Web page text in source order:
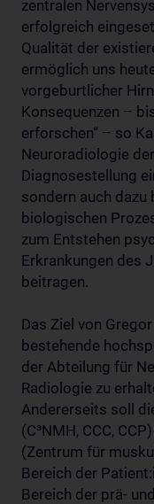
zentralen
erfolgreich
Qualität der
ermöglich uns
vorgeburtlicher
Konsequenzen –
erforschen“ – so
Neuroradiologie
Diagnosestellung
sondern auch
biologischen
zum Entstehen
Erkrankungen des
beitragen.
Das Ziel von
bestehende
der Abteilung für
Radiologie zu
Andererseits soll
(C³NMH, CCC,
(Zentrum für
Bereich der
Bereich der prä-